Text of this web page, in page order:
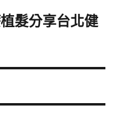
髮分享台北健